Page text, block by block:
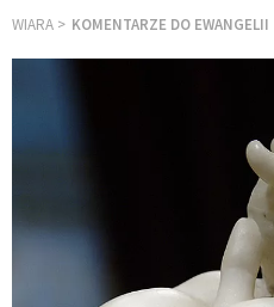
WIARA KOMENTARZE DO EWANGELII